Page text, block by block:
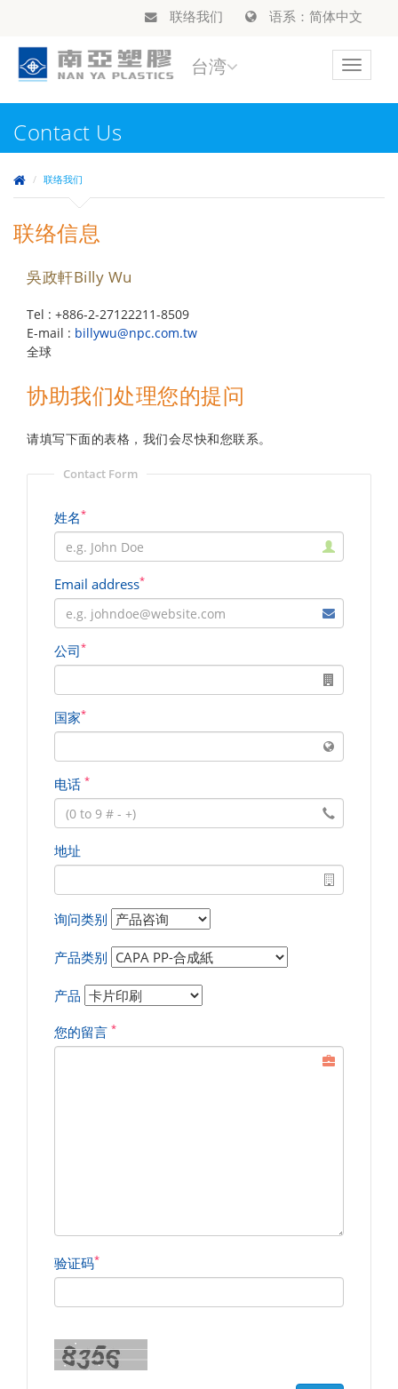
联络我们 语系：简体中文
Toggle
台湾
Contact Us
联络我们
联络信息
吳政軒Billy Wu
Tel : +886-2-27122211-8509
E-mail : billywu@npc.com.tw
全球
协助我们处理您的提问
请填写下面的表格，我们会尽快和您联系。
Contact Form
姓名*
Email address*
公司*
国家*
电话 *
地址
询问类别
产品类别
产品
您的留言 *
验证码*